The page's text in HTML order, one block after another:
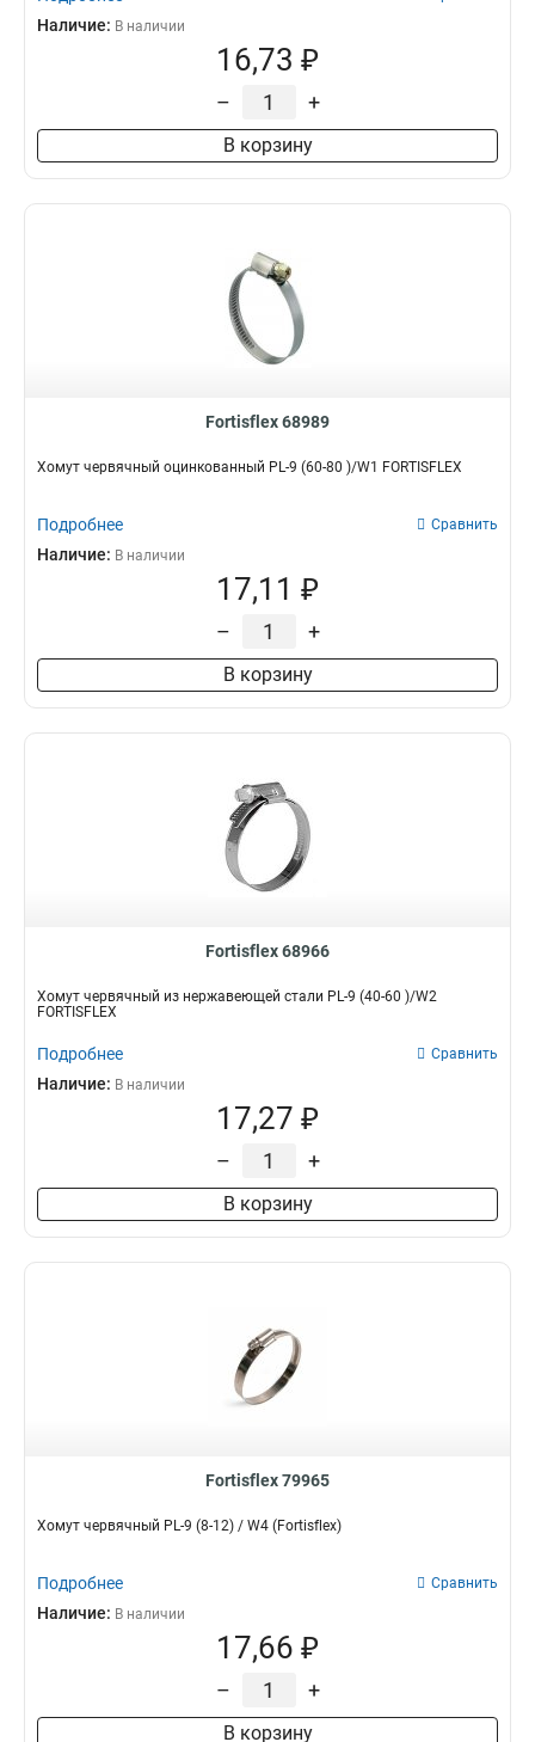
Наличие: В наличии
16,73 ₽
– +
В корзину
Fortisflex 68989
Хомут червячный оцинкованный PL-9 (60-80 )/W1 FORTISFLEX
Подробнее Сравнить
Наличие: В наличии
17,11 ₽
– +
В корзину
Fortisflex 68966
Хомут червячный из нержавеющей стали PL-9 (40-60 )/W2
FORTISFLEX
Подробнее Сравнить
Наличие: В наличии
17,27 ₽
– +
В корзину
Fortisflex 79965
Хомут червячный PL-9 (8-12) / W4 (Fortisflex)
Подробнее Сравнить
Наличие: В наличии
17,66 ₽
– +
В корзину